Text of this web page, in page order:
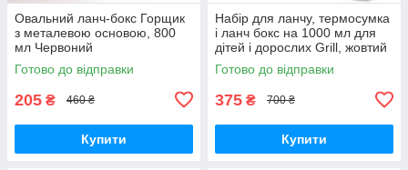
Овальний ланч-бокс Горщик
з металевою основою, 800
мл Червоний
Готово до відправки
205 ₴ 460 ₴
Купити
Набір для ланчу, термосумка
і ланч бокс на 1000 мл для
дітей і дорослих Grill, жовтий
Готово до відправки
375 ₴ 700 ₴
Купити